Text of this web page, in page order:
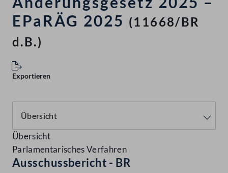
EPaRÄG 2025 (11668/BR
d.B.)
Exportieren
Übersicht
Parlamentarisches Verfahren
Ausschussbericht - BR